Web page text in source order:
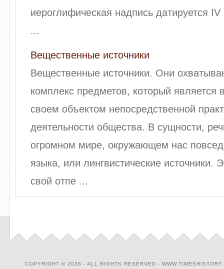
иероглифическая надпись датируется
...
Вещественные источники
Вещественные источники. Они
комплекс предметов, который является
своем объектом непосредственной
деятельности общества. В сущности,
огромном мире, окружающем нас
языка, или лингвистические источники.
свой отпе ...
COPYRIGHT © 2026 - ALL RIGHTS RESERVED -